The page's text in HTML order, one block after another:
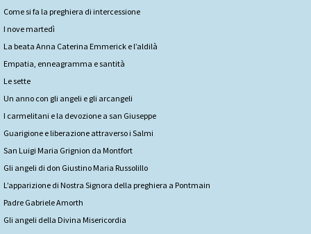
Come si fa la preghiera di intercessione
I nove martedì
La beata Anna Caterina Emmerick e l’aldilà
Empatia, enneagramma e santità
Le sette
Un anno con gli angeli e gli arcangeli
I carmelitani e la devozione a san Giuseppe
Guarigione e liberazione attraverso i Salmi
San Luigi Maria Grignion da Montfort
Gli angeli di don Giustino Maria Russolillo
L’apparizione di Nostra Signora della preghiera a Pontmain
Padre Gabriele Amorth
Gli angeli della Divina Misericordia